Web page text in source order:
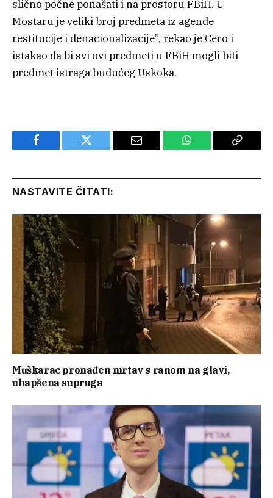
slično počne ponašati i na prostoru FBiH. U
Mostaru je veliki broj predmeta iz agende
restitucije i denacionalizacije”, rekao je Cero i
istakao da bi svi ovi predmeti u FBiH mogli biti
predmet istraga budućeg Uskoka.
Facebook Twitter Email WhatsApp Copy
NASTAVITE ČITATI:
Muškarac pronađen mrtav s ranom na glavi,
uhapšena supruga